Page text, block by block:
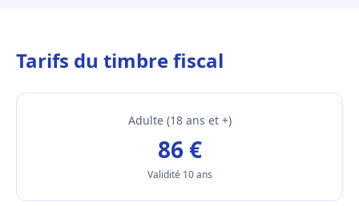
Tarifs du timbre fiscal
Adulte (18 ans et +)
86 €
Validité 10 ans